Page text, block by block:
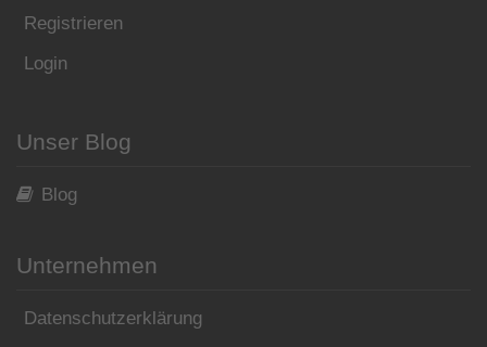
Registrieren
Login
Unser Blog
Blog
Unternehmen
Datenschutzerklärung